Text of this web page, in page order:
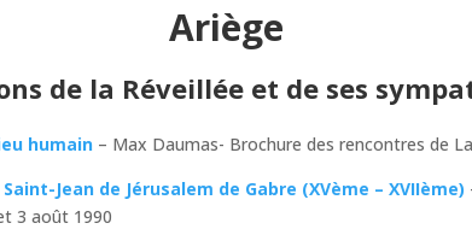
Ariège
de la Réveillée et de ses
humain – Max Daumas- Brochure des rencontres de
Jean de Jérusalem de Gabre (XVème – XVIIème)
3 août 1990